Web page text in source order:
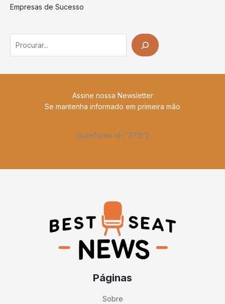
Empresas de Sucesso
Assine nossa Newsletter
Se mantenha informado em primeira mão
[sureforms id='2715']
Páginas
Sobre